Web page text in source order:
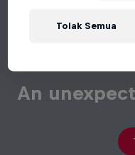
An
Tolak Semua